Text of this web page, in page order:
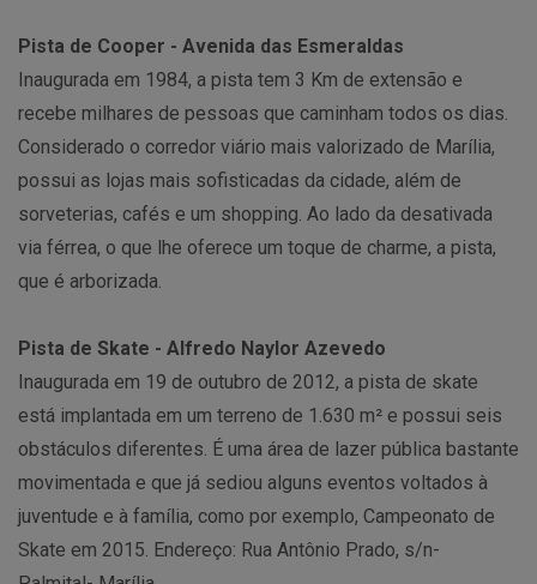
Pista de Cooper - Avenida das Esmeraldas
Inaugurada em 1984, a pista tem 3 Km de extensão e
recebe milhares de pessoas que caminham todos os dias.
Considerado o corredor viário mais valorizado de Marília,
possui as lojas mais sofisticadas da cidade, além de
sorveterias, cafés e um shopping. Ao lado da desativada
via férrea, o que lhe oferece um toque de charme, a pista,
que é arborizada.
Pista de Skate - Alfredo Naylor Azevedo
Inaugurada em 19 de outubro de 2012, a pista de skate
está implantada em um terreno de 1.630 m² e possui seis
obstáculos diferentes. É uma área de lazer pública bastante
movimentada e que já sediou alguns eventos voltados à
juventude e à família, como por exemplo, Campeonato de
Skate em 2015. Endereço: Rua Antônio Prado, s/n-